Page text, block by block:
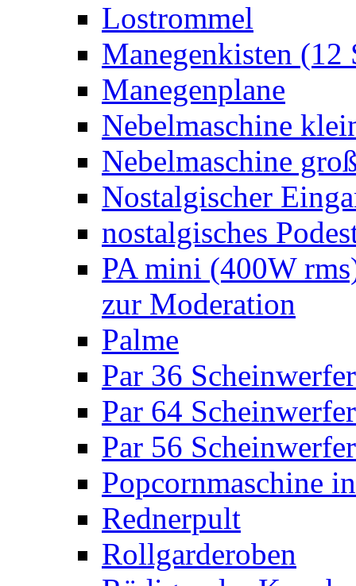
Lostrommel
Manegenkisten (12
Manegenplane
Nebelmaschine
Nebelmaschine
Nostalgischer
nostalgisches
PA mini (400W
zur Moderation
Palme
Par 36 Scheinwerfer
Par 64 Scheinwerfer
Par 56 Scheinwerfer
Popcornmaschine
Rednerpult
Rollgarderoben